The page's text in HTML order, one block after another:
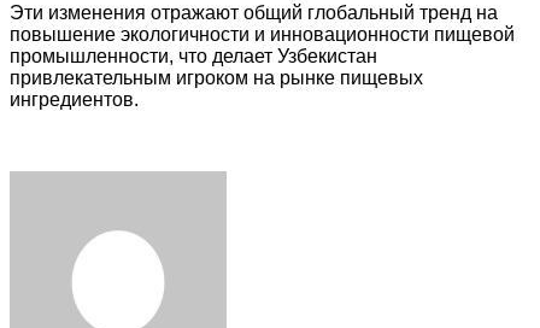
Эти изменения отражают общий глобальный тренд на
повышение экологичности и инновационности пищевой
промышленности, что делает Узбекистан
привлекательным игроком на рынке пищевых
ингредиентов.